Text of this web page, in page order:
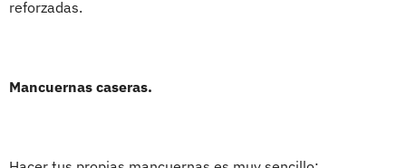
reforzadas.
Mancuernas caseras.